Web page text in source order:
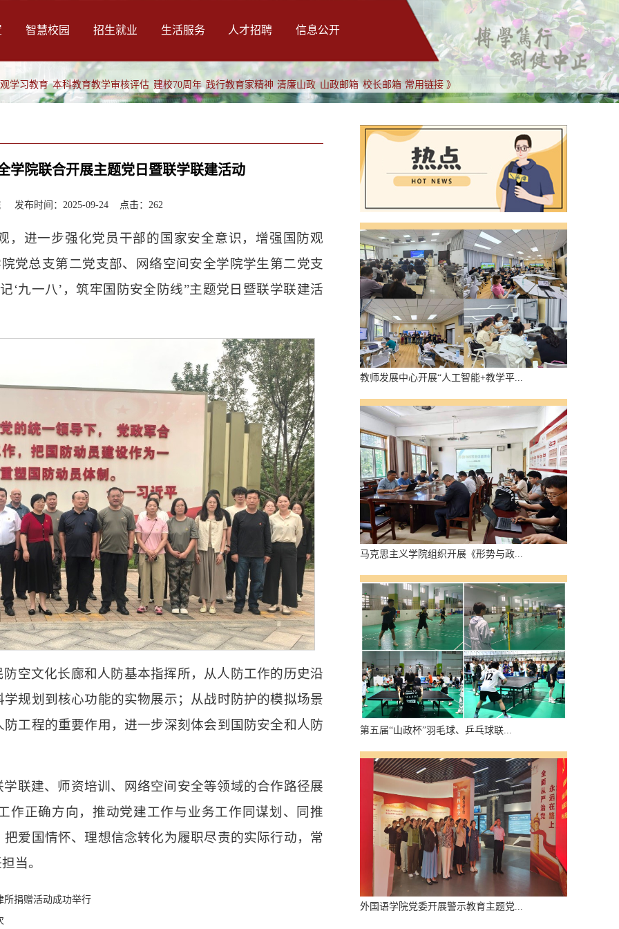
智慧校园 招生就业 生活服务 人才招聘 信息公开
学习教育 本科教育教学审核评估 建校70周年 践行教育家精神 清廉山政 山政邮箱 校长邮箱 常用链接 》
学院联合开展主题党日暨联学联建活动
发布时间：2025-09-24 点击： 262
，进一步强化党员干部的国家安全意识，增强国防观
党总支第二党支部、网络空间安全学院学生第二党支
‘九一八’，筑牢国防安全防线”主题党日暨联学联建活
空文化长廊和人防基本指挥所，从人防工作的历史沿
规划到核心功能的实物展示；从战时防护的模拟场景
工程的重要作用，进一步深刻体会到国防安全和人防
联建、师资培训、网络空间安全等领域的合作路径展
作正确方向，推动党建工作与业务工作同谋划、同推
爱国情怀、理想信念转化为履职尽责的实际行动，常
当。
所捐赠活动成功举行
教师发展中心开展“人工智能+教学平...
马克思主义学院组织开展《形势与政...
第五届“山政杯”羽毛球、乒乓球联...
外国语学院党委开展警示教育主题党...